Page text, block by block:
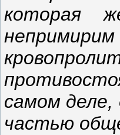
которая
самом деле,
частью